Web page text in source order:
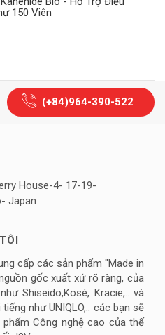
150 Viên
(+84)964-390-522
House-4- 17-19-
Japan
cấp các sản phẩm "Made in
gốc xuất xứ rõ ràng, của
Shiseido,Kosé, Kracie,.. và
như UNIQLO,.. các bạn sẽ
Công nghệ cao của thế